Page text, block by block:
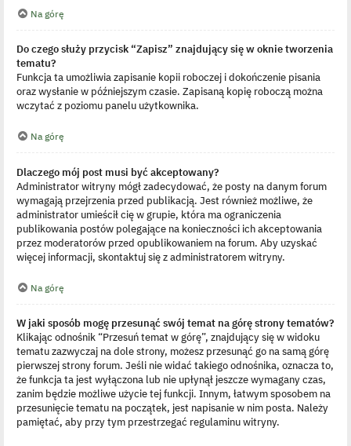
Na górę
Do czego służy przycisk “Zapisz” znajdujący się w oknie tworzenia
tematu?
Funkcja ta umożliwia zapisanie kopii roboczej i dokończenie pisania
oraz wysłanie w późniejszym czasie. Zapisaną kopię roboczą można
wczytać z poziomu panelu użytkownika.
Na górę
Dlaczego mój post musi być akceptowany?
Administrator witryny mógł zadecydować, że posty na danym forum
wymagają przejrzenia przed publikacją. Jest również możliwe, że
administrator umieścił cię w grupie, która ma ograniczenia
publikowania postów polegające na konieczności ich akceptowania
przez moderatorów przed opublikowaniem na forum. Aby uzyskać
więcej informacji, skontaktuj się z administratorem witryny.
Na górę
W jaki sposób mogę przesunąć swój temat na górę strony tematów?
Klikając odnośnik “Przesuń temat w górę”, znajdujący się w widoku
tematu zazwyczaj na dole strony, możesz przesunąć go na samą górę
pierwszej strony forum. Jeśli nie widać takiego odnośnika, oznacza to,
że funkcja ta jest wyłączona lub nie upłynął jeszcze wymagany czas,
zanim będzie możliwe użycie tej funkcji. Innym, łatwym sposobem na
przesunięcie tematu na początek, jest napisanie w nim posta. Należy
pamiętać, aby przy tym przestrzegać regulaminu witryny.